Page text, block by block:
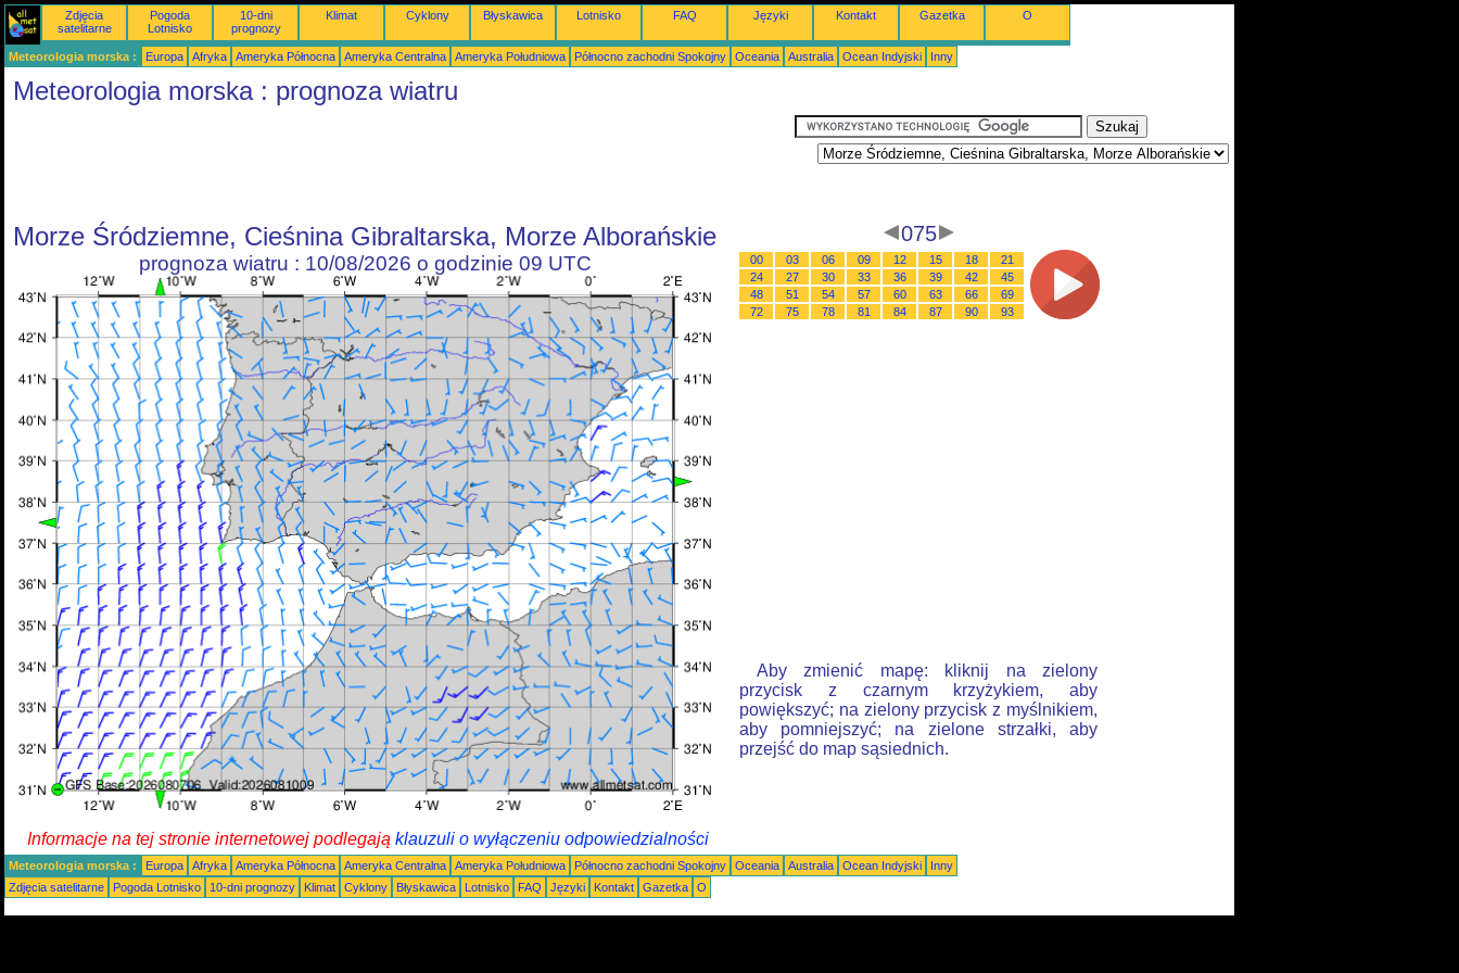
Zdjęcia
satelitarne
Pogoda
Lotnisko
10-dni
prognozy
Klimat Cyklony Błyskawica Lotnisko FAQ Języki Kontakt Gazetka O
Meteorologia morska : Europa Afryka Ameryka Północna Ameryka Centralna Ameryka Południowa Północno zachodni Spokojny Oceania Australia Ocean Indyjski Inny
Meteorologia morska : prognoza wiatru
Morze Śródziemne, Cieśnina Gibraltarska, Morze Alborańskie
prognoza wiatru : 10/08/2026 o godzinie 09 UTC
075
00 03 06 09 12 15 18
21
24
27 30 33 36 39 42
45
48
51 54 57 60 63 66
69
72
75 78 81 84 87 90 93
Aby zmienić mapę: kliknij na zielony
przycisk z czarnym krzyżykiem, aby
powiększyć; na zielony przycisk z myślnikiem,
aby pomniejszyć; na zielone strzałki, aby
przejść do map sąsiednich.
Informacje na tej stronie internetowej podlegają klauzuli o wyłączeniu odpowiedzialności
Meteorologia morska : Europa Afryka Ameryka Północna Ameryka Centralna Ameryka Południowa Północno zachodni Spokojny Oceania Australia Ocean Indyjski
Inny
Zdjęcia satelitarne
Pogoda Lotnisko 10-dni prognozy Klimat Cyklony Błyskawica Lotnisko FAQ Języki Kontakt Gazetka O